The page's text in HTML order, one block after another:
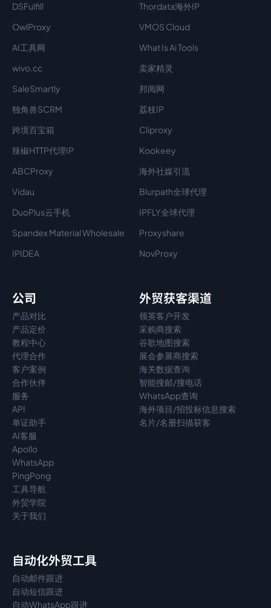
DSFulfill
Thordata海外IP
OwlProxy
VMOS Cloud
AI工具网
What Is Ai Tools
wivo.cc
卖家精灵
SaleSmartly
邦阅网
独角兽SCRM
荔枝IP
跨境百宝箱
Cliproxy
辣椒HTTP代理IP
Kookeey
ABCProxy
海外社媒引流
Vidau
Blurpath全球代理
DuoPlus云手机
IPFLY全球代理
Spandex Material Wholesale​
Proxyshare
IPIDEA
NovProxy
公司
产品对比
产品定价
教程中心
代理合作
客户案例
合作伙伴
服务
API
单证助手
AI客服
Apollo
WhatsApp
PingPong
工具导航
外贸学院
关于我们
外贸获客渠道
领英客户开发
采购商搜索
谷歌地图搜索
展会参展商搜索
海关数据查询
智能搜邮/搜电话
WhatsApp查询
海外项目/招投标信息搜索
名片/名册扫描获客
自动化外贸工具
自动邮件跟进
自动短信跟进
自动WhatsApp跟进